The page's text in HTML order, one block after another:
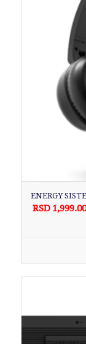
ENERGY
RSD 1,999.00